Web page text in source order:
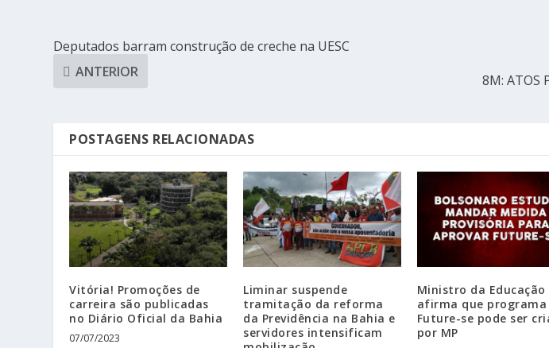
Deputados barram construção de creche na UESC
ANTERIOR
8M: ATOS
POSTAGENS RELACIONADAS
Vitória! Promoções de
carreira são publicadas
no Diário Oficial da Bahia
07/07/2023
Liminar suspende
tramitação da reforma
da Previdência na Bahia e
servidores intensificam
Ministro da Educação
afirma que programa
Future-se pode ser
por MP